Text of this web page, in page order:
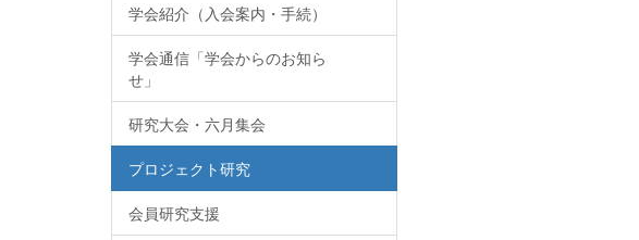
学会紹介（入会案内・手続）
学会通信「学会からのお知ら
せ」
研究大会・六月集会
プロジェクト研究
会員研究支援